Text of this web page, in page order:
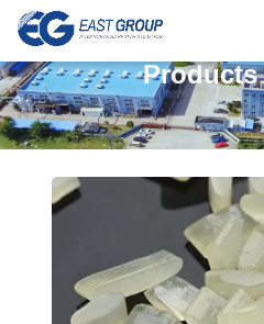
Products